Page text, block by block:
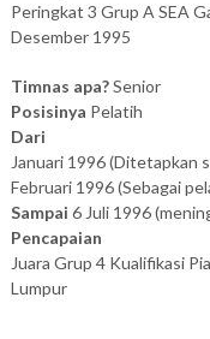
Peringkat 3 Grup A SEA
Desember 1995
Timnas apa?Senior
Posisinya Pelatih
Dari
Januari 1996 (Ditetapkan
Februari 1996 (Sebagai
Sampai 6 Juli 1996
Pencapaian
Juara Grup 4 Kualifikasi
Lumpur